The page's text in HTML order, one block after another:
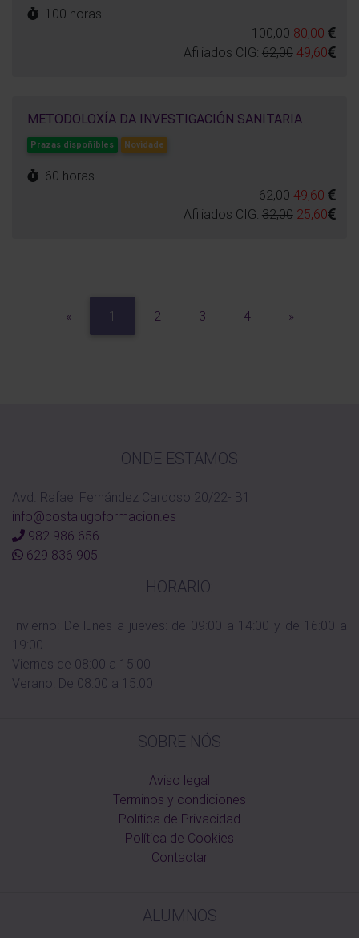
100 horas
100,00 80,00
Afiliados CIG: 62,00 49,60
METODOLOXÍA DA INVESTIGACIÓN SANITARIA
Prazas dispoñibles Novidade
60 horas
62,00 49,60
Afiliados CIG: 32,00 25,60
«Previous1 2 3 4 »Next
ONDE ESTAMOS
Avd. Rafael Fernández Cardoso 20/22- B1
info@costalugoformacion.es
982 986 656
629 836 905
HORARIO:
Invierno: De lunes a jueves: de 09:00 a 14:00 y de 16:00 a
19:00
Viernes de 08:00 a 15:00
Verano: De 08:00 a 15:00
SOBRE NÓS
Aviso legal
Terminos y condiciones
Política de Privacidad
Política de Cookies
Contactar
ALUMNOS